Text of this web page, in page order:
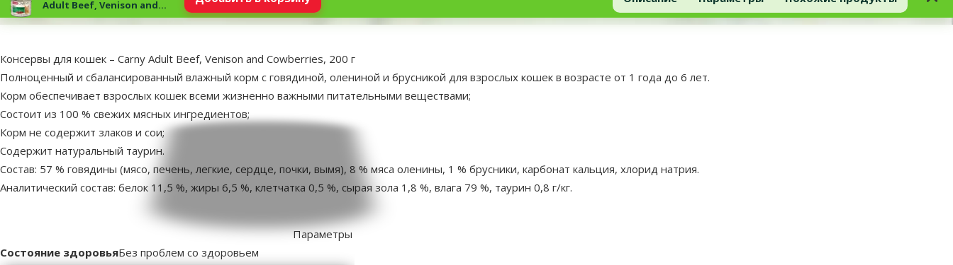
Adult Beef, Venison and
Cowberries, 200 г
superzoo.product.detail.content
Консервы для кошек – Carny Adult Beef, Venison and Cowberries, 200 г
Полноценный и сбалансированный влажный корм с говядиной, олениной и брусникой для взрослых кошек в возрасте от 1 года до 6 лет.
Корм обеспечивает взрослых кошек всеми жизненно важными питательными веществами;
Состоит из 100 % свежих мясных ингредиентов;
Корм не содержит злаков и сои;
Содержит натуральный таурин.
Состав: 57 % говядины (мясо, печень, легкие, сердце, почки, вымя), 8 % мяса оленины, 1 % брусники, карбонат кальция, хлорид натрия.
Аналитический состав: белок 11,5 %, жиры 6,5 %, клетчатка 0,5 %, сырая зола 1,8 %, влага 79 %, таурин 0,8 г/кг.
Параметры
Состояние здоровьяБез проблем со здоровьем